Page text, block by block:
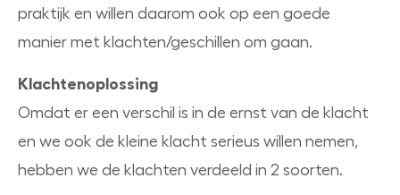
praktijk en willen daarom ook op een goede
manier met klachten/geschillen om gaan.
Klachtenoplossing
Omdat er een verschil is in de ernst van de klacht
en we ook de kleine klacht serieus willen nemen,
hebben we de klachten verdeeld in 2 soorten.